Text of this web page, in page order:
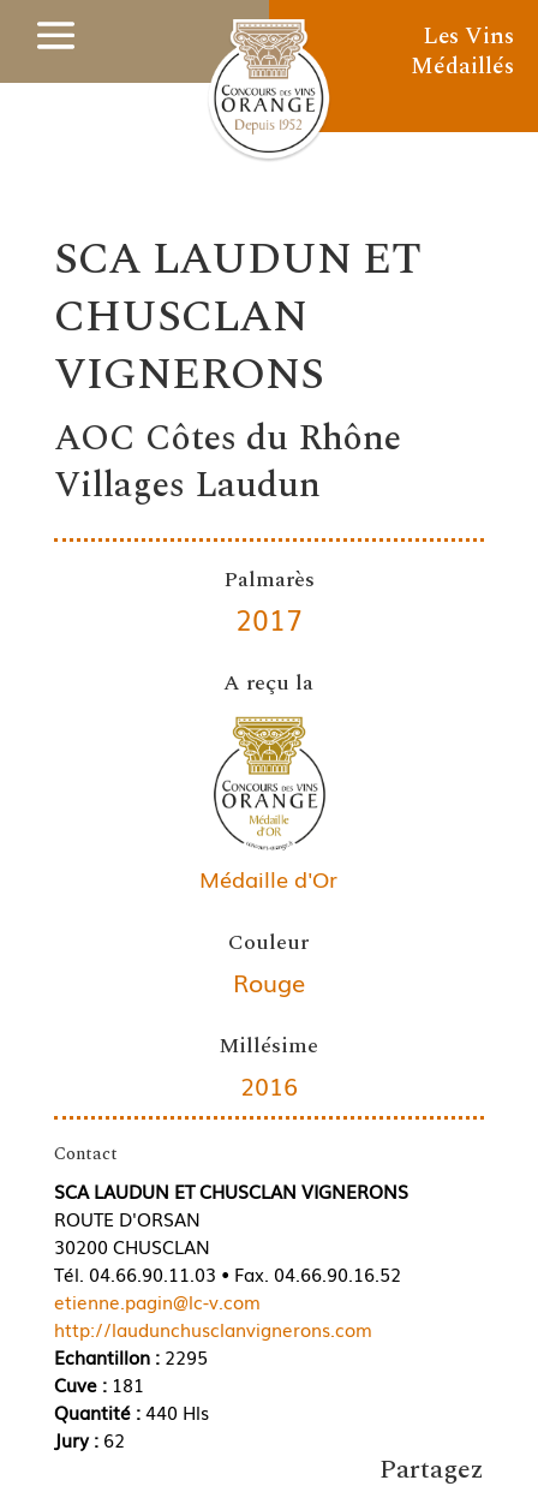
Les Vins
Médaillés
SCA LAUDUN ET
CHUSCLAN
VIGNERONS
AOC Côtes du Rhône
Villages Laudun
Palmarès
2017
A reçu la
Médaille d'Or
Couleur
Rouge
Millésime
2016
Contact
SCA LAUDUN ET CHUSCLAN VIGNERONS
ROUTE D'ORSAN
30200 CHUSCLAN
Tél. 04.66.90.11.03 • Fax. 04.66.90.16.52
etienne.pagin@lc-v.com
http://laudunchusclanvignerons.com
Echantillon :2295
Cuve : 181
Quantité :440 Hls
Jury : 62
Partagez